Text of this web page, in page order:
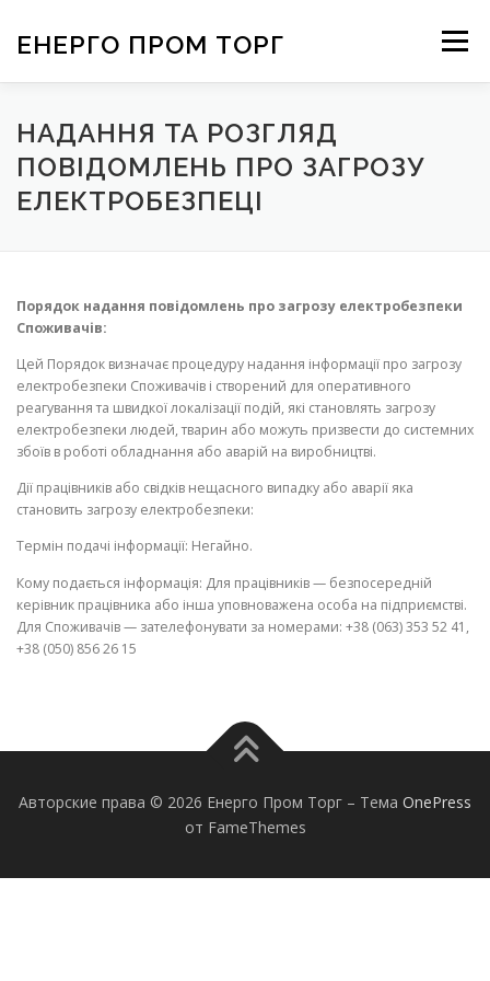
содержимому
ЕНЕРГО ПРОМ ТОРГ Меню
НАДАННЯ ТА РОЗГЛЯД
ПОВІДОМЛЕНЬ ПРО ЗАГРОЗУ
ЕЛЕКТРОБЕЗПЕЦІ
Порядок надання повідомлень про загрозу електробезпеки
Споживачів:
Цей Порядок визначає процедуру надання інформації про загрозу
електробезпеки Споживачів і створений для оперативного
реагування та швидкої локалізації подій, які становлять загрозу
електробезпеки людей, тварин або можуть призвести до системних
збоїв в роботі обладнання або аварій на виробництві.
Дії працівників або свідків нещасного випадку або аварії яка
становить загрозу електробезпеки:
Термін подачі інформації: Негайно.
Кому подається інформація: Для працівників — безпосередній
керівник працівника або інша уповноважена особа на підприємстві.
Для Споживачів — зателефонувати за номерами: +38 (063) 353 52 41,
+38 (050) 856 26 15
Авторские права © 2026 Енерго Пром Торг – Тема OnePress
от FameThemes